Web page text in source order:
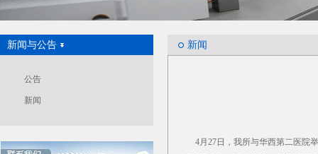
新闻与公告
公告
新闻
新闻
4月27日，我所与华西第二医院